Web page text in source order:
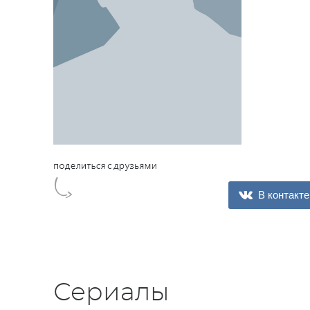
В контакте
Сериалы